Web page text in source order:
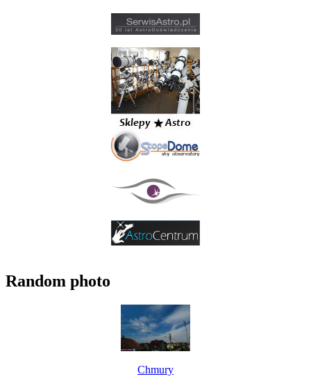
Random photo
Chmury